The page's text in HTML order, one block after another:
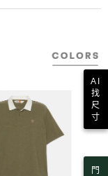
門
AI
找
尺
寸